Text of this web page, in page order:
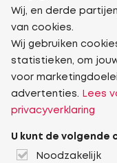
Wij, en derde
van cookies.
Wij gebruiken
statistieken, om
voor
advertenties.
Lees
privacyverklaring
U kunt de volgende
Noodzakelijk